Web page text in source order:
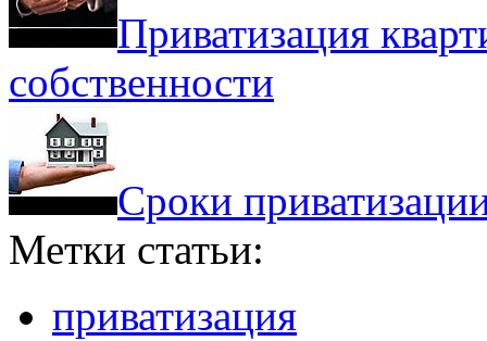
Приватизация
собственности
Сроки
Метки статьи:
приватизация